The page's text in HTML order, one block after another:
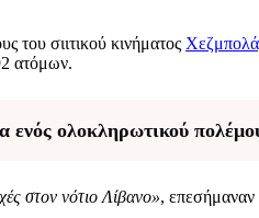
του σιιτικού κινήματος
ατόμων.
ενός ολοκληρωτικού
στον νότιο Λίβανο», επεσήμαναν